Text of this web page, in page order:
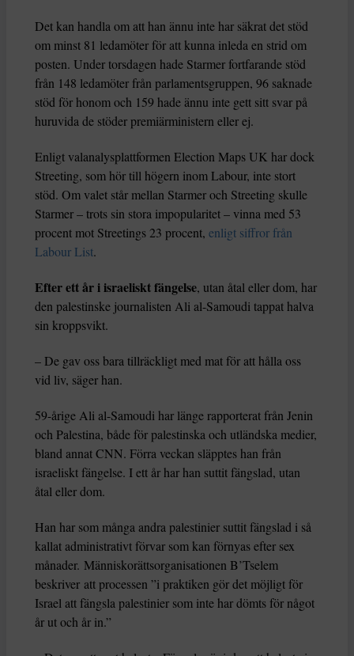
Det kan handla om att han ännu inte har säkrat det stöd
om minst 81 ledamöter för att kunna inleda en strid om
posten. Under torsdagen hade Starmer fortfarande stöd
från 148 ledamöter från parlamentsgruppen, 96 saknade
stöd för honom och 159 hade ännu inte gett sitt svar på
huruvida de stöder premiärministern eller ej.
Enligt valanalysplattformen Election Maps UK har dock
Streeting, som hör till högern inom Labour, inte stort
stöd. Om valet står mellan Starmer och Streeting skulle
Starmer – trots sin stora impopularitet – vinna med 53
procent mot Streetings 23 procent, enligt siffror från
Labour List.
Efter ett år i israeliskt fängelse, utan åtal eller dom, har
den palestinske journalisten Ali al-Samoudi tappat halva
sin kroppsvikt.
– De gav oss bara tillräckligt med mat för att hålla oss
vid liv, säger han.
59-årige Ali al-Samoudi har länge rapporterat från Jenin
och Palestina, både för palestinska och utländska medier,
bland annat CNN. Förra veckan släpptes han från
israeliskt fängelse. I ett år har han suttit fängslad, utan
åtal eller dom.
Han har som många andra palestinier suttit fängslad i så
kallat administrativt förvar som kan förnyas efter sex
månader. Människorättsorganisationen B’Tselem
beskriver att processen ”i praktiken gör det möjligt för
Israel att fängsla palestinier som inte har dömts för något
år ut och år in.”